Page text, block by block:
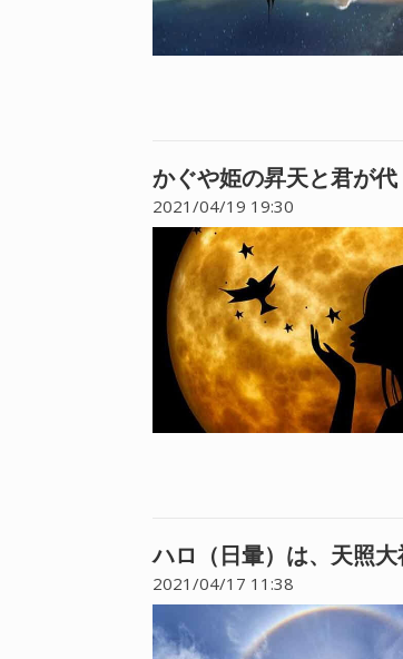
かぐや姫の昇天と君が
2021/04/19 19:30
ハロ（日暈）は、天照
2021/04/17 11:38